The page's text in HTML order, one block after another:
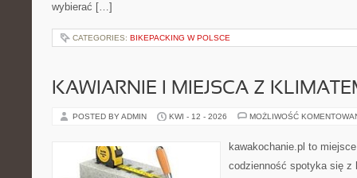
wybierać […]
CATEGORIES: BIKEPACKING W POLSCE
KAWIARNIE I MIEJSCA Z
POSTED BY ADMIN KWI - 12 - 2026 MOŻLIWOŚĆ
kawakochanie.pl to
codzienność spotyka się z